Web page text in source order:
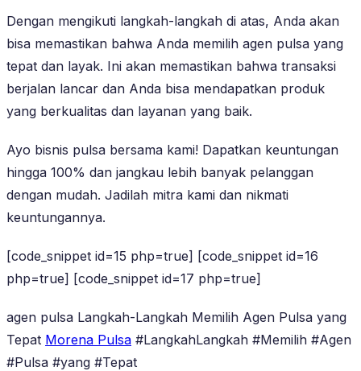
Dengan mengikuti langkah-langkah di atas, Anda akan
bisa memastikan bahwa Anda memilih agen pulsa yang
tepat dan layak. Ini akan memastikan bahwa transaksi
berjalan lancar dan Anda bisa mendapatkan produk
yang berkualitas dan layanan yang baik.
Ayo bisnis pulsa bersama kami! Dapatkan keuntungan
hingga 100% dan jangkau lebih banyak pelanggan
dengan mudah. Jadilah mitra kami dan nikmati
keuntungannya.
[code_snippet id=15 php=true] [code_snippet id=16
php=true] [code_snippet id=17 php=true]
agen pulsa Langkah-Langkah Memilih Agen Pulsa yang
Tepat Morena Pulsa #LangkahLangkah #Memilih #Agen
#Pulsa #yang #Tepat